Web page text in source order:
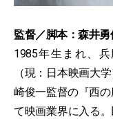
監督／脚本：森井勇
1985年生まれ、
（現：日本映画大
崎俊一監督の『西
て映画業界に入る